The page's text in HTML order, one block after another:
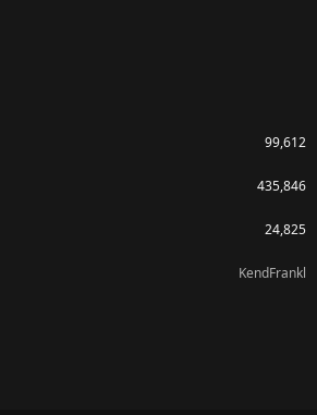
99,612
435,846
24,825
KendFrankl